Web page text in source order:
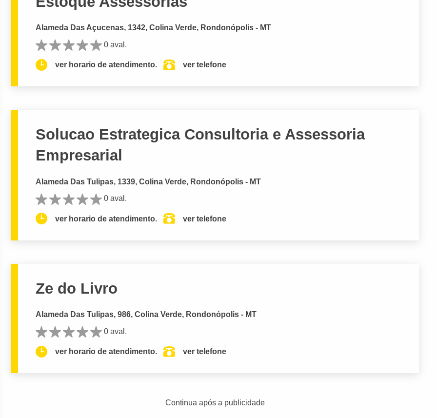
Alameda Das Açucenas, 1342, Colina Verde, Rondonópolis - MT
0 aval.
ver horario de atendimento. ver telefone
Solucao Estrategica Consultoria e Assessoria
Empresarial
Alameda Das Tulipas, 1339, Colina Verde, Rondonópolis - MT
0 aval.
ver horario de atendimento. ver telefone
Ze do Livro
Alameda Das Tulipas, 986, Colina Verde, Rondonópolis - MT
0 aval.
ver horario de atendimento. ver telefone
Continua após a publicidade